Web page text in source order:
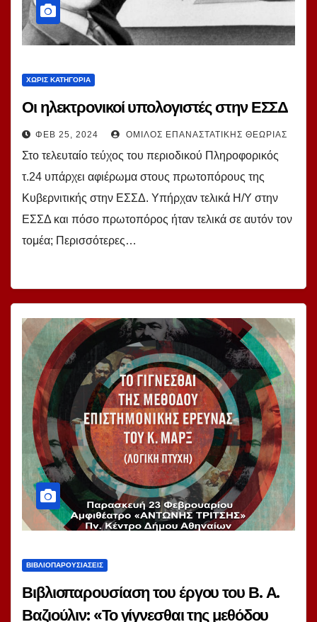
ΧΩΡΊΣ ΚΑΤΗΓΟΡΊΑ
Οι ηλεκτρονικοί υπολογιστές στην ΕΣΣΔ
ΦΕΒ 25, 2024 ΌΜΙΛΟΣ ΕΠΑΝΑΣΤΑΤΙΚΉΣ ΘΕΩΡΊΑΣ
Στο τελευταίο τεύχος του περιοδικού Πληροφορικός
τ.24 υπάρχει αφιέρωμα στους πρωτοπόρους της
Κυβερνιτικής στην ΕΣΣΔ. Υπήρχαν τελικά Η/Υ στην
ΕΣΣΔ και πόσο πρωτοπόρος ήταν τελικά σε αυτόν τον
τομέα; Περισσότερες…
ΒΙΒΛΙΟΠΑΡΟΥΣΙΆΣΕΙΣ
Βιβλιοπαρουσίαση του έργου του Β. Α.
Βαζιούλιν: «Το γίγνεσθαι της μεθόδου